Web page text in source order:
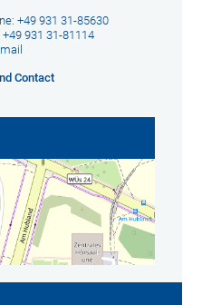
+49 931 31-85630
+49 931 31-81114
Contact